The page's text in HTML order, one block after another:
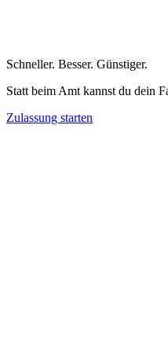
Schneller. Besser. Günstiger.
Statt beim Amt kannst du dein
Zulassung starten